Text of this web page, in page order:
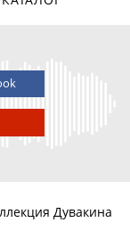
Дувакина